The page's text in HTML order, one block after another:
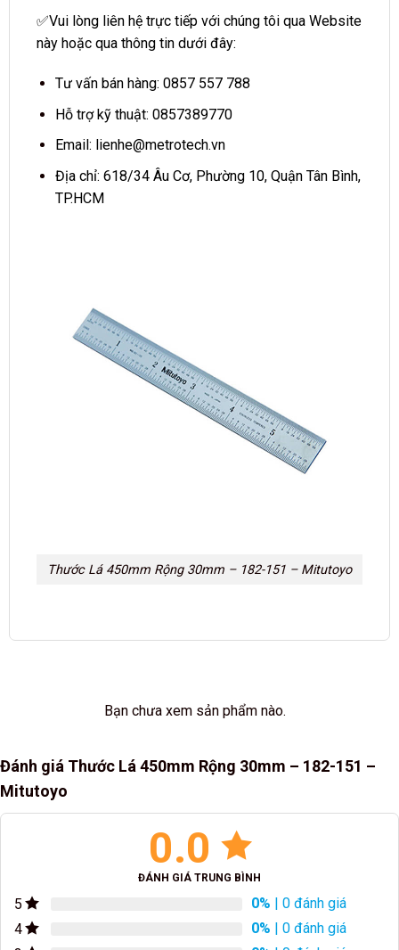
✅Vui lòng liên hệ trực tiếp với chúng tôi qua Website
này hoặc qua thông tin dưới đây:
Tư vấn bán hàng: 0857 557 788
Hỗ trợ kỹ thuật: 0857389770
Email: lienhe@metrotech.vn
Địa chỉ: 618/34 Âu Cơ, Phường 10, Quận Tân Bình,
TP.HCM
Thước Lá 450mm Rộng 30mm – 182-151 – Mitutoyo
Bạn chưa xem sản phẩm nào.
Đánh giá Thước Lá 450mm Rộng 30mm – 182-151 –
Mitutoyo
0.0
ĐÁNH GIÁ TRUNG BÌNH
5 0% | 0 đánh giá
4
0% | 0 đánh giá